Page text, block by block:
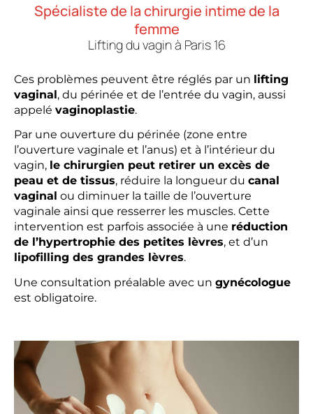
Spécialiste de la chirurgie intime de la
femme
Lifting du vagin à Paris 16
Ces problèmes peuvent être réglés par un lifting
vaginal, du périnée et de l’entrée du vagin, aussi
appelé vaginoplastie.
Par une ouverture du périnée (zone entre
l’ouverture vaginale et l’anus) et à l’intérieur du
vagin, le chirurgien peut retirer un excès de
peau et de tissus, réduire la longueur du canal
vaginal ou diminuer la taille de l’ouverture
vaginale ainsi que resserrer les muscles. Cette
intervention est parfois associée à une réduction
de l’hypertrophie des petites lèvres, et d’un
lipofilling des grandes lèvres.
Une consultation préalable avec un gynécologue
est obligatoire.